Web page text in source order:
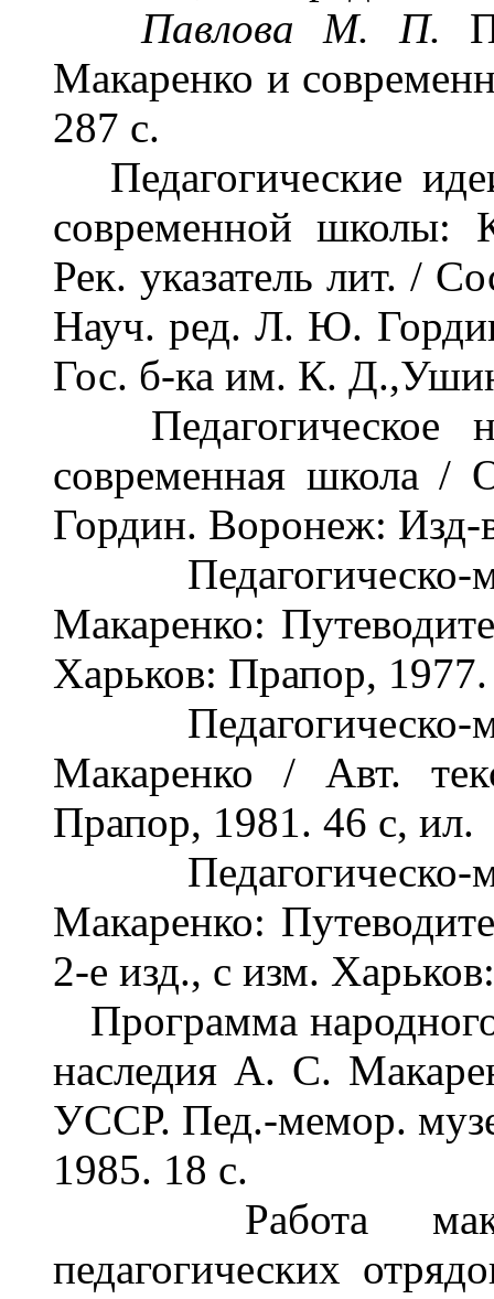
ПавловаM. П.
Макаренко и
287 с.
Педагогические
современной школы:
Рек. указатель лит. /
Науч. ред. Л. Ю.
Гос. б-ка им. К.
Педагогическое
современная школа
Гордин. Воронеж: Изд-
Педагогическо-
Макаренко:
Харьков: Прапор,
Педагогическо-
Макаренко / Авт.
Прапор, 1981. 46 с, ил.
Педагогическо-
Макаренко:
2-е изд., с изм.
Программа народного
наследия А. С.
УССР. Пед.-мемор.
1985. 18 с.
Работа
педагогических